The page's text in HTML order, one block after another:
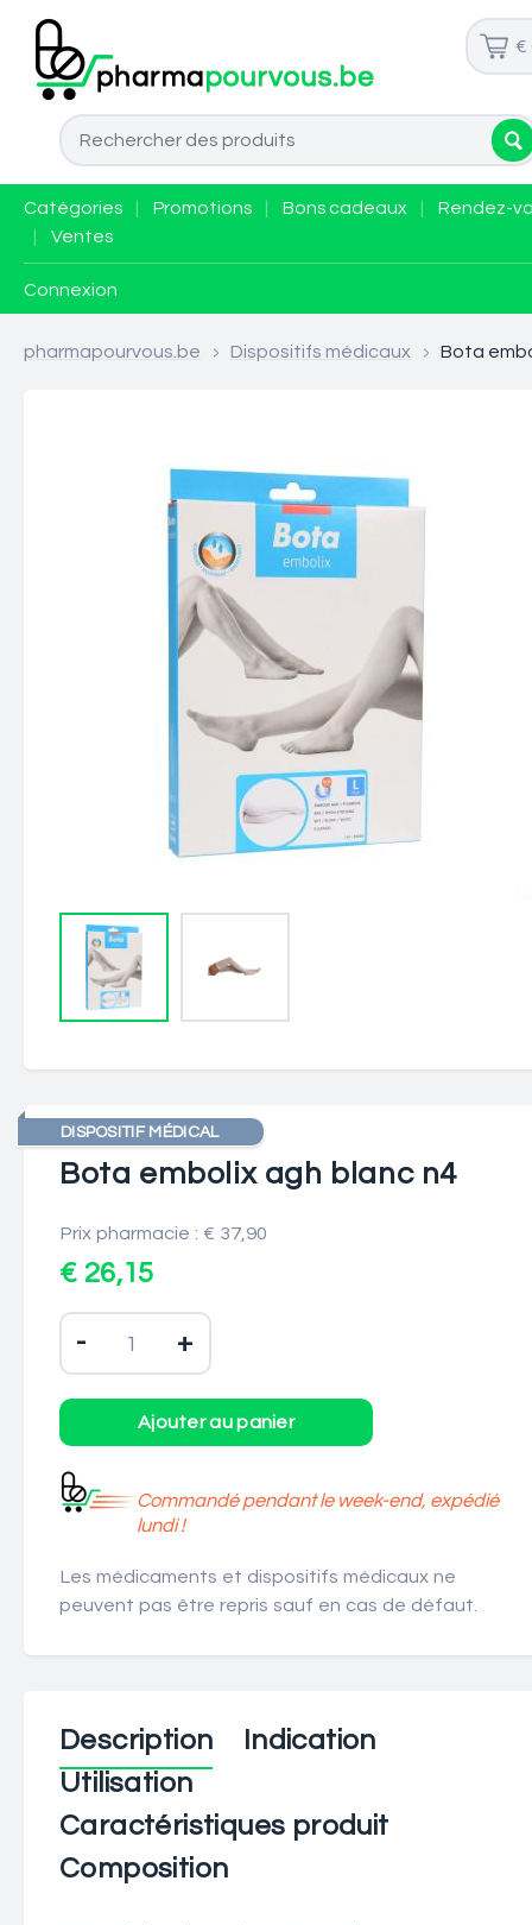
€
Catégories Promotions Bons cadeaux
Rendez-
Ventes
Connexion
pharmapourvous.be > Dispositifs médicaux > Bota
DISPOSITIF MÉDICAL
Bota embolix agh blanc n4
Prix pharmacie : € 37,90
€ 26,15
- +
Commandé pendant le week-end, expédié
lundi !
Les médicaments et dispositifs médicaux ne
peuvent pas être repris sauf en cas de défaut.
Description
Indication
Utilisation
Caractéristiques produit
Composition